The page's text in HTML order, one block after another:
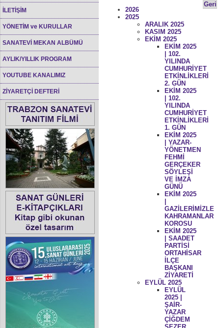
İLETİŞİM
YÖNETİM ve KURULLAR
SANATEVİ MEKAN ALBÜMÜ
AYLIK/YILLIK PROGRAM
YOUTUBE KANALIMIZ
ZİYARETÇİ DEFTERİ
Geri
2026
2025
ARALIK 2025
KASIM 2025
EKİM 2025
EKİM 2025
| 102.
YILINDA
CUMHURİYET
ETKİNLİKLERİ
2. GÜN
EKİM 2025
| 102.
YILINDA
CUMHURİYET
ETKİNLİKLERİ
1. GÜN
EKİM 2025
| YAZAR-
YÖNETMEN
FEHMİ
GERÇEKER
SÖYLEŞİ
VE İMZA
GÜNÜ
EKİM 2025
GAZİLERİMİZLE
KAHRAMANLAR
KOROSU
EKİM 2025
| SAADET
PARTİSİ
ORTAHİSAR
İLÇE
BAŞKANI
ZİYARETİ
EYLÜL 2025
EYLÜL
2025 |
ŞAİR-
YAZAR
ÇİĞDEM